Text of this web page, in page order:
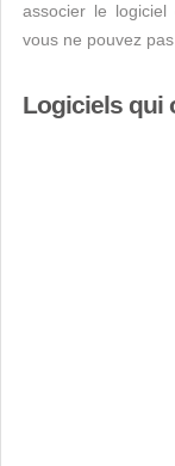
associer le
vous ne pouvez pas
Logiciels qui